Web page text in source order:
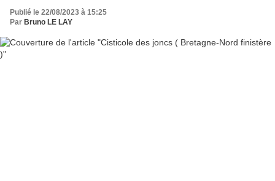
Publié le 22/08/2023 à 15:25
Par Bruno LE LAY